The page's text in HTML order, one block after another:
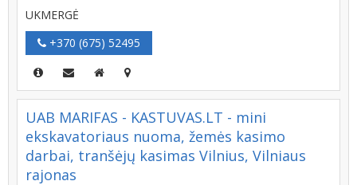
UKMERGĖ
+370 (675) 52495
UAB MARIFAS - KASTUVAS.LT - mini
ekskavatoriaus nuoma, žemės kasimo
darbai, tranšėjų kasimas Vilnius, Vilniaus
rajonas